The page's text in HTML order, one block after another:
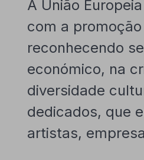
A União
com a
reconhecendo
económico, na
diversidade
dedicados, que
artistas,